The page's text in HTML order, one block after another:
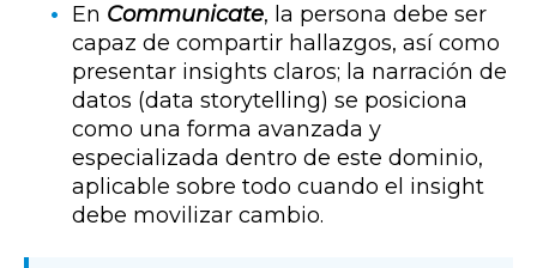
En Communicate, la persona debe ser
capaz de compartir hallazgos, así como
presentar insights claros; la narración de
datos (data storytelling) se posiciona
como una forma avanzada y
especializada dentro de este dominio,
aplicable sobre todo cuando el insight
debe movilizar cambio.